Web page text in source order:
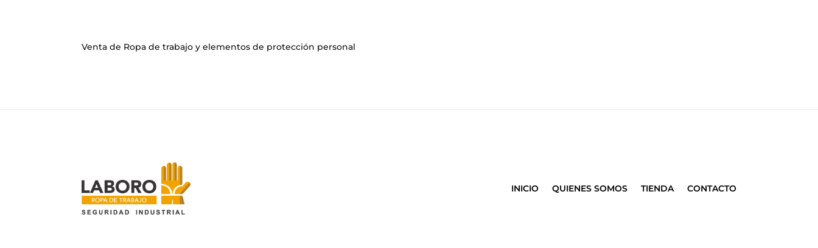
Venta de Ropa de trabajo y elementos de protección personal
INICIO QUIENES SOMOS TIENDA CONTACTO